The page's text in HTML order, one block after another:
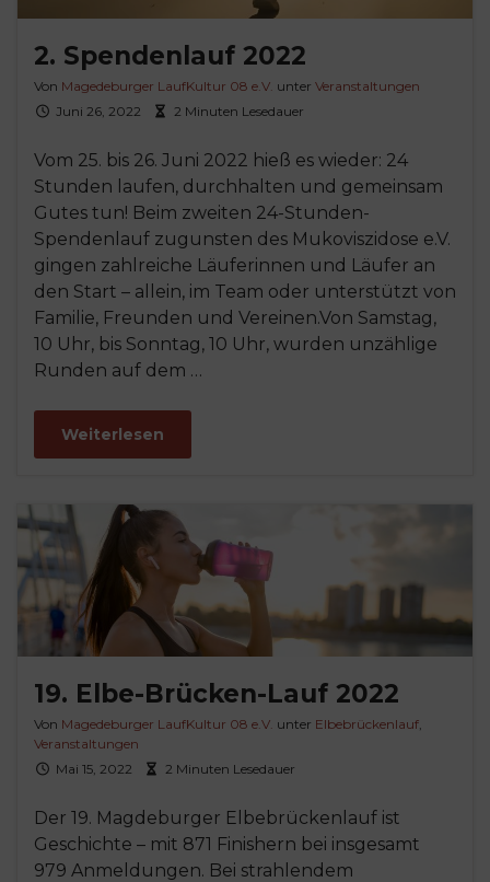
2. Spendenlauf 2022
Von Magedeburger LaufKultur 08 e.V. unter Veranstaltungen
Juni 26, 2022
2 Minuten Lesedauer
Vom 25. bis 26. Juni 2022 hieß es wieder: 24
Stunden laufen, durchhalten und gemeinsam
Gutes tun! Beim zweiten 24-Stunden-
Spendenlauf zugunsten des Mukoviszidose e.V.
gingen zahlreiche Läuferinnen und Läufer an
den Start – allein, im Team oder unterstützt von
Familie, Freunden und Vereinen.Von Samstag,
10 Uhr, bis Sonntag, 10 Uhr, wurden unzählige
Runden auf dem …
Weiterlesen
19. Elbe-Brücken-Lauf 2022
Von Magedeburger LaufKultur 08 e.V. unter Elbebrückenlauf
Veranstaltungen
Mai 15, 2022
2 Minuten Lesedauer
Der 19. Magdeburger Elbebrückenlauf ist
Geschichte – mit 871 Finishern bei insgesamt
979 Anmeldungen. Bei strahlendem